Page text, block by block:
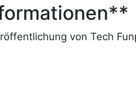
von Tech